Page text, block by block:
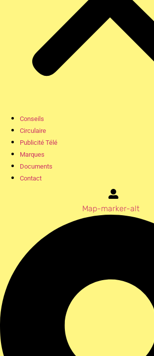
Conseils
Circulaire
Publicité Télé
Marques
Documents
Contact
Map-marker-alt